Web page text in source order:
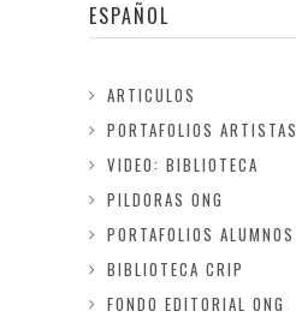
ESPAÑOL
ARTICULOS
PORTAFOLIOS ARTISTAS
VIDEO: BIBLIOTECA
PILDORAS ONG
PORTAFOLIOS ALUMNOS
BIBLIOTECA CRIP
FONDO EDITORIAL ONG